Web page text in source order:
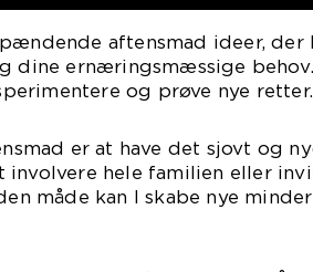
aftensmad ideer, der
dine ernæringsmæssige
og prøve nye retter.
er at have det sjovt og
involvere hele familien eller
måde kan I skabe nye